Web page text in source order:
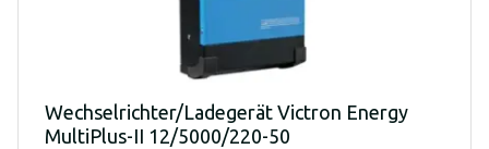
Wechselrichter/Ladegerät Victron Energy
MultiPlus-II 12/5000/220-50